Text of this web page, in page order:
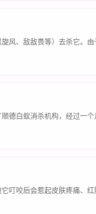
风、敌敌畏等）去杀它。
德白蚁消杀机构，经过一
叮咬后会惹起皮肤疼痛、